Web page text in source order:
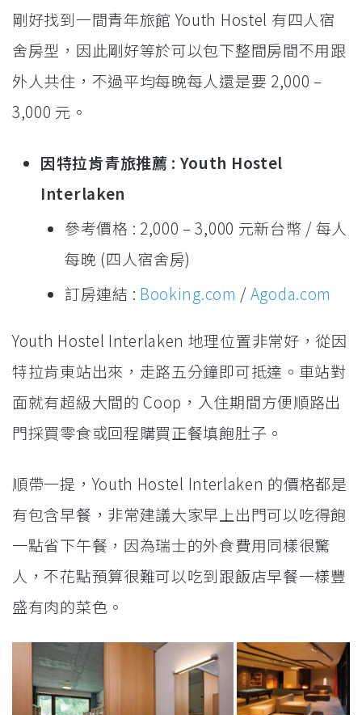
剛好找到一間青年旅館 Youth Hostel 有四人宿
舍房型，因此剛好等於可以包下整間房間不用跟
外人共住，不過平均每晚每人還是要 2,000 –
3,000 元。
因特拉肯青旅推薦 : Youth Hostel
Interlaken
參考價格 : 2,000 – 3,000 元新台幣 / 每人
每晚 (四人宿舍房)
訂房連結 : Booking.com /Agoda.com
Youth Hostel Interlaken 地理位置非常好，從因
特拉肯東站出來，走路五分鐘即可抵達。車站對
面就有超級大間的 Coop，入住期間方便順路出
門採買零食或回程購買正餐填飽肚子。
順帶一提，Youth Hostel Interlaken 的價格都是
有包含早餐，非常建議大家早上出門可以吃得飽
一點省下午餐，因為瑞士的外食費用同樣很驚
人，不花點預算很難可以吃到跟飯店早餐一樣豐
盛有肉的菜色。